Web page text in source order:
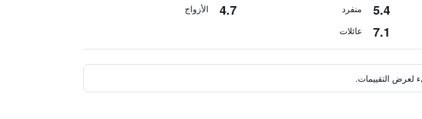
5.4 منفرد 4.7 الأزواج
7.1 عائلات
لعرض التقييمات.